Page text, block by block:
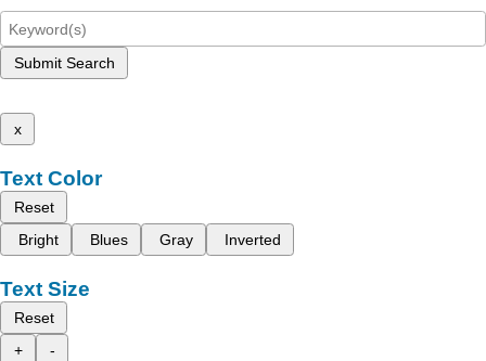
Submit Search
x
Text Color
Reset
Bright
Blues Gray Inverted
Text Size
Reset
+
-